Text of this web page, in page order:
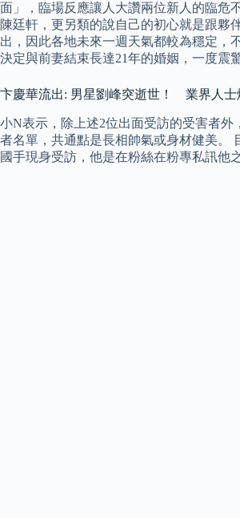
面」，臨場反應讓人大讚兩位新人的臨危
陳廷軒，更另類的說自己的初心就是跟夥
出，因此各地未來一週天氣都較為穩定，
決定與前妻結束長達21年的婚姻，一度震
卞慶華流出: 男星劉峰突逝世！ 業界人
小N表示，除上述2位出面受訪的受害者
者名單，共通點是長相帥氣或身材健美。
國手現身受訪，他是在粉絲在粉專私訊他